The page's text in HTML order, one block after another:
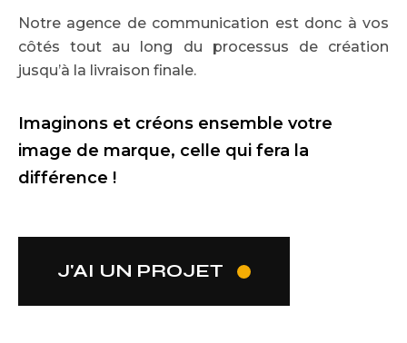
Notre agence de communication est donc à vos
côtés tout au long du processus de création
jusqu’à la livraison finale.
Imaginons et créons ensemble votre
image de marque, celle qui fera la
différence !
J'AI UN PROJET